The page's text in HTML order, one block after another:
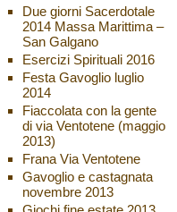
Due giorni Sacerdotale
2014 Massa Marittima –
San Galgano
Esercizi Spirituali 2016
Festa Gavoglio luglio
2014
Fiaccolata con la gente
di via Ventotene (maggio
2013)
Frana Via Ventotene
Gavoglio e castagnata
novembre 2013